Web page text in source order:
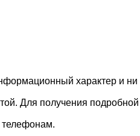
характер и ни
Для получения подробной
телефонам.